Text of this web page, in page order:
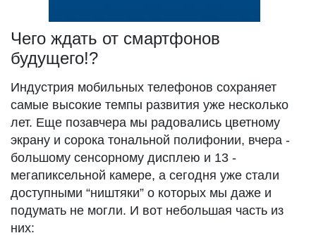
Чего ждать от смартфонов
будущего!?
Индустрия мобильных телефонов сохраняет
самые высокие темпы развития уже несколько
лет. Еще позавчера мы радовались цветному
экрану и сорока тональной полифонии, вчера -
большому сенсорному дисплею и 13 -
мегапиксельной камере, а сегодня уже стали
доступными “ништяки” о которых мы даже и
подумать не могли. И вот небольшая часть из
них: